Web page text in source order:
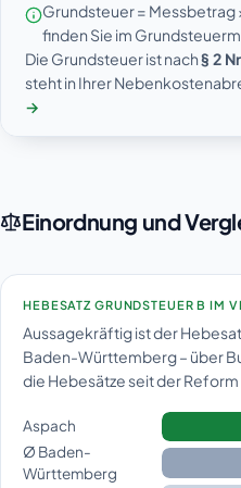
Grundsteuer = Messbetrag
finden Sie im
Die Grundsteuer ist nach§ 2
steht in Ihrer
→
Einordnung und
HEBESATZ GRUNDSTEUER B IM
Aussagekräftig ist der
Baden-Württemberg – über
die Hebesätze seit der
Aspach
Ø Baden-
Württemberg